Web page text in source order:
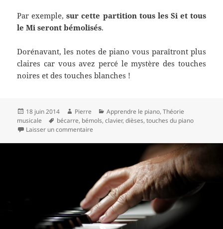
Par exemple,sur cette partition tous les Si et tous
le Mi seront bémolisés.
Dorénavant, les notes de piano vous paraîtront plus
claires car vous avez percé le mystère des touches
noires et des touches blanches !
Publié
le
18 juin 2014 Auteur
Pierre Catégories
Apprendre le piano,Théorie
musicale
Mots-
clés
bécarre, bémols,clavier,dièses,touches du piano
Laisser un commentaire